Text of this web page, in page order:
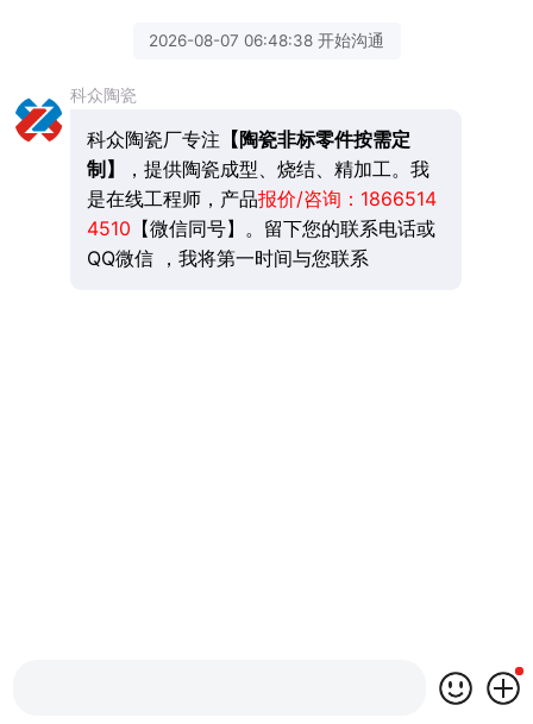
2026-08-07 06:48:38 开始沟通
科众陶瓷
科众陶瓷厂专注 【陶瓷非标零件按需定
制】
，提供陶瓷成型、烧结、精加工。我
是在线工程师，产品报价/咨询： 1866514
4510 【微信同号】。留下您的联系电话或
QQ微信 ，我将第一时间与您联系